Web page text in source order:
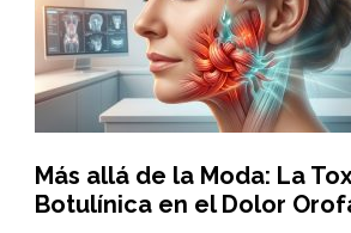
Más allá de la Moda: La
Botulínica en el Dolor